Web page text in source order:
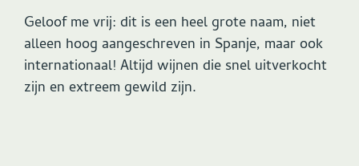
Geloof me vrij: dit is een heel grote naam, niet
alleen hoog aangeschreven in Spanje, maar ook
internationaal! Altijd wijnen die snel uitverkocht
zijn en extreem gewild zijn.